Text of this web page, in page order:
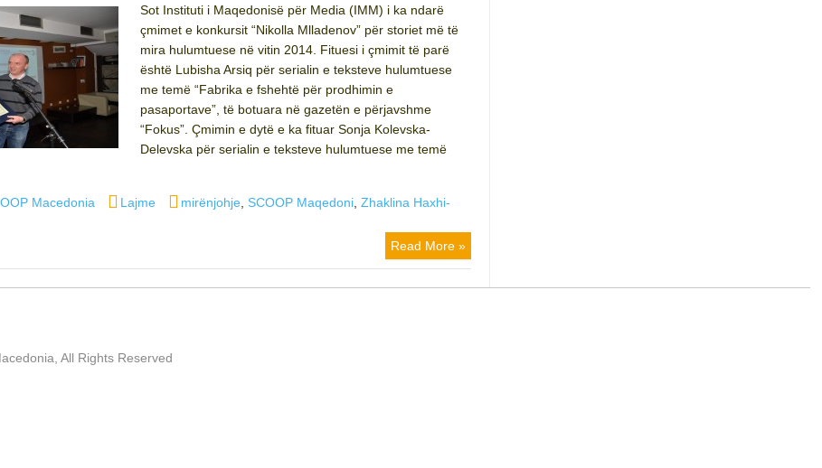
Sot Instituti i Maqedonisë për Media (IMM) i ka ndarë
çmimet e konkursit “Nikolla Mlladenov” për storiet më të
mira hulumtuese në vitin 2014. Fituesi i çmimit të parë
është Lubisha Arsiq për serialin e teksteve hulumtuese
me temë “Fabrika e fshehtë për prodhimin e
pasaportave”, të botuara në gazetën e përjavshme
“Fokus”. Çmimin e dytë e ka fituar Sonja Kolevska-
Delevska për serialin e teksteve hulumtuese me temë
Macedonia Categories
Lajme Tags
mirënjohje SCOOP Maqedoni ,Zhaklina Haxhi-
Read More »
All Rights Reserved